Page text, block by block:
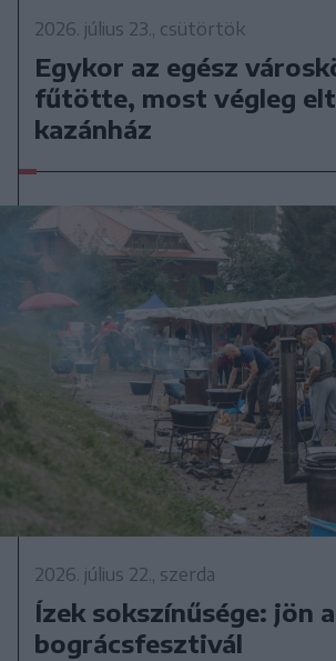
2026. július 23., csütörtök
Egykor az egész
fűtötte, most végleg
kazánház
2026. július 22., szerda
Ízek sokszínűsége: jön
bográcsfesztivál